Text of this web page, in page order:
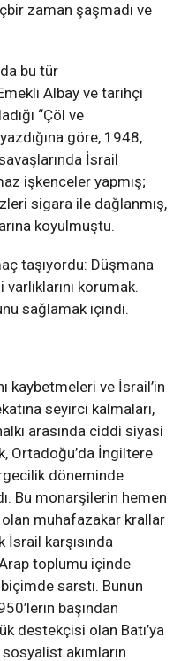
zaman şaşmadı ve
bu tür
Albay ve tarihçi
“Çöl ve
göre, 1948,
İsrail
işkenceler yapmış;
sigara ile dağlanmış,
koyulmuştu.
taşıyordu: Düşmana
korumak.
sağlamak içindi.
kaybetmeleri ve İsrail’in
seyirci kalmaları,
arasında ciddi siyasi
Ortadoğu’da İngiltere
döneminde
Bu monarşilerin hemen
olan muhafazakar krallar
karşısında
toplumu içinde
sarstı. Bunun
başından
destekçisi olan Batı’ya
akımların